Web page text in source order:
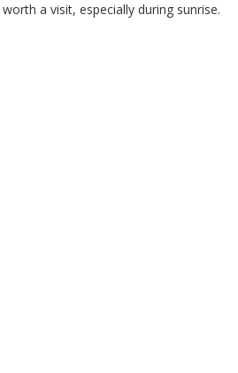
a visit, especially during sunrise.